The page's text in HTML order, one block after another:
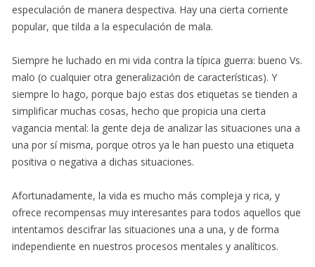
especulación de manera despectiva. Hay una cierta corriente
popular, que tilda a la especulación de mala.
Siempre he luchado en mi vida contra la típica guerra: bueno Vs.
malo (o cualquier otra generalización de características). Y
siempre lo hago, porque bajo estas dos etiquetas se tienden a
simplificar muchas cosas, hecho que propicia una cierta
vagancia mental: la gente deja de analizar las situaciones una a
una por sí misma, porque otros ya le han puesto una etiqueta
positiva o negativa a dichas situaciones.
Afortunadamente, la vida es mucho más compleja y rica, y
ofrece recompensas muy interesantes para todos aquellos que
intentamos descifrar las situaciones una a una, y de forma
independiente en nuestros procesos mentales y analíticos.